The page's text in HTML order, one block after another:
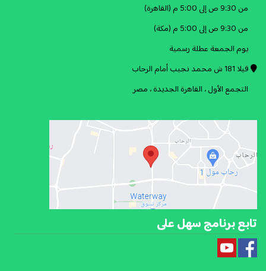
من 9:30 ص إلى 5:00 م (القاهرة)
من 9:30 ص إلى 5:00 م (مكة)
يوم الجمعة عطلة رسمية
فيلا 181 ش محمد نجيب أمام الرحاب
التجمع الأول ، القاهرة الجديدة ، مصر
تابع برنامج سهل على